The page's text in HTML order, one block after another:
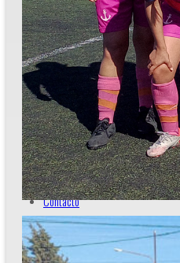
Socios
Prensa
Acreditaciones
Contacto